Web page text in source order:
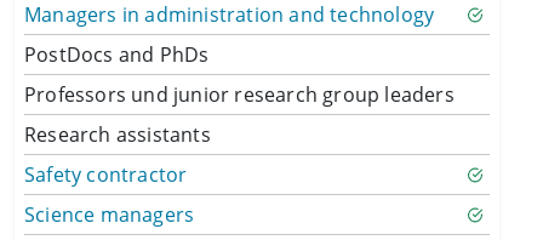
Managers in administration and technology
PostDocs and PhDs
Professors und junior research group leaders
Research assistants
Safety contractor
Science managers